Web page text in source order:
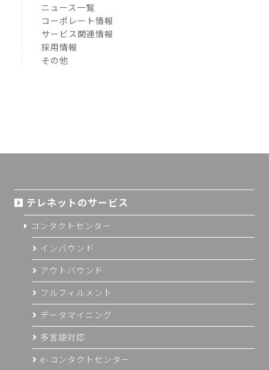
ニュース一覧
コーポレート情報
サービス関連情報
採用情報
その他
テレネットのサービス
コンタクトセンター
インバウンド
アウトバウンド
フルフィルメント
データマイニング
多言語対応
e-コンタクトセンター